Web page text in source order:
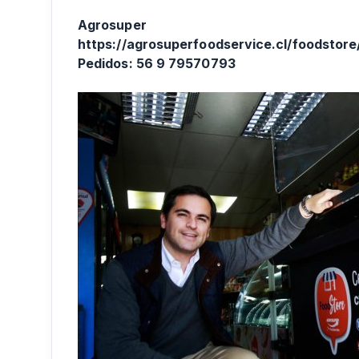
Agrosuper
https://agrosuperfoodservice.cl/
Pedidos: 56 9 79570793